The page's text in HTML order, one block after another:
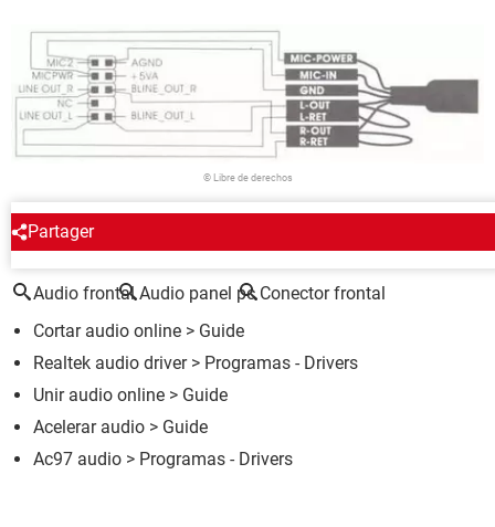
© Libre de derechos
Partager
ALREDEDOR DEL MISMO TEMA
Audio frontal Audio panel pc Conector frontal
Cortar audio online > Guide
Realtek audio driver> Programas - Drivers
Unir audio online > Guide
Acelerar audio > Guide
Ac97 audio > Programas - Drivers